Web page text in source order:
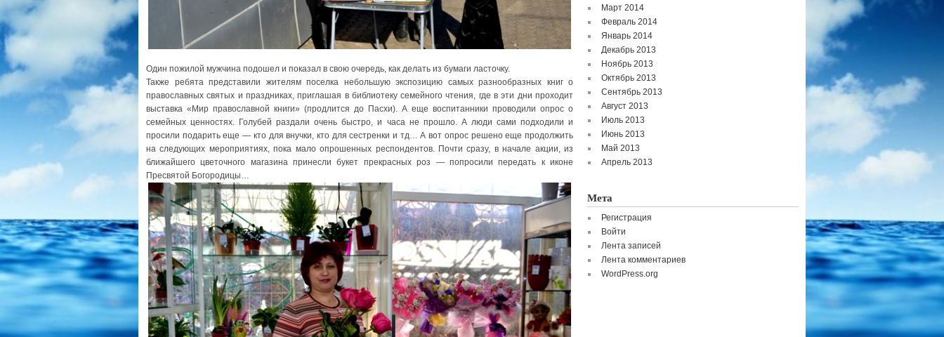
Один пожилой мужчина подошел и показал в свою очередь, как делать из бумаги ласточку.
Также ребята представили жителям поселка небольшую экспозицию самых разнообразных книг о
православных святых и праздниках, приглашая в библиотеку семейного чтения, где в эти дни проходит
выставка «Мир православной книги» (продлится до Пасхи). А еще воспитанники проводили опрос о
семейных ценностях. Голубей раздали очень быстро, и часа не прошло. А люди сами подходили и
просили подарить еще — кто для внучки, кто для сестренки и тд… А вот опрос решено еще продолжить
на следующих мероприятиях, пока мало опрошенных респондентов. Почти сразу, в начале акции, из
ближайшего цветочного магазина принесли букет прекрасных роз — попросили передать к иконе
Пресвятой Богородицы…
Март 2014
Февраль 2014
Январь 2014
Декабрь 2013
Ноябрь 2013
Октябрь 2013
Сентябрь 2013
Август 2013
Июль 2013
Июнь 2013
Май 2013
Апрель 2013
Мета
Регистрация
Войти
Лента записей
Лента комментариев
WordPress.org